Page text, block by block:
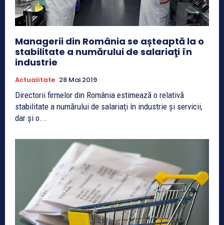
Managerii din România se așteaptă la o
stabilitate a numărului de salariaţi în
industrie
Actualitate 28 Mai 2019
Directorii firmelor din România estimează o relativă
stabilitate a numărului de salariaţi în industrie şi servicii,
dar şi o...